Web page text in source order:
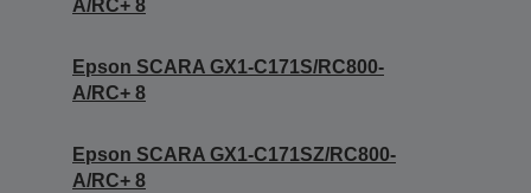
A/RC+ 8
Epson SCARA GX1-C171S/RC800-
A/RC+ 8
Epson SCARA GX1-C171SZ/RC800-
A/RC+ 8